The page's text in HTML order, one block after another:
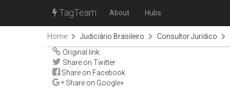
TagTeam About Hubs
Home Judiciário Brasileiro Consultor Jurídico
Original link
Share on Twitter
Share on Facebook
Share on Google+